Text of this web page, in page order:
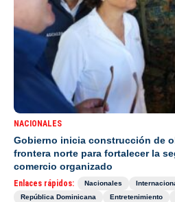
NACIONALES
Gobierno inicia construcción de
frontera norte para fortalecer la
comercio organizado
Enlaces rápidos: Nacionales
República Dominicana
Entretenimiento